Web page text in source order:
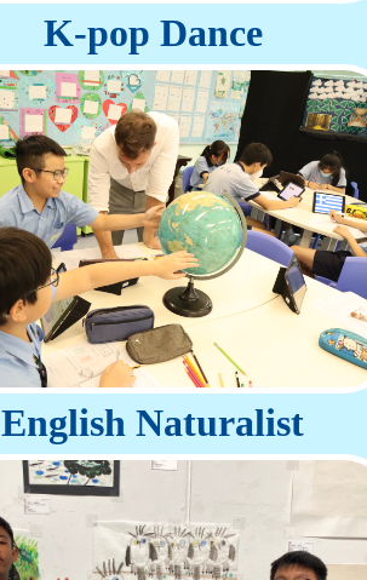
K-pop Dance
English Naturalist